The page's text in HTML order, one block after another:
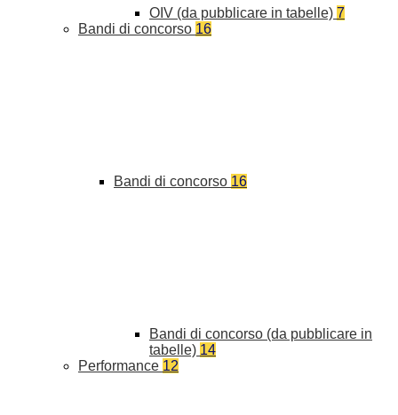
OIV (da pubblicare in tabelle) 7
Bandi di concorso 16
Bandi di concorso 16
Bandi di concorso (da pubblicare in
tabelle) 14
Performance 12